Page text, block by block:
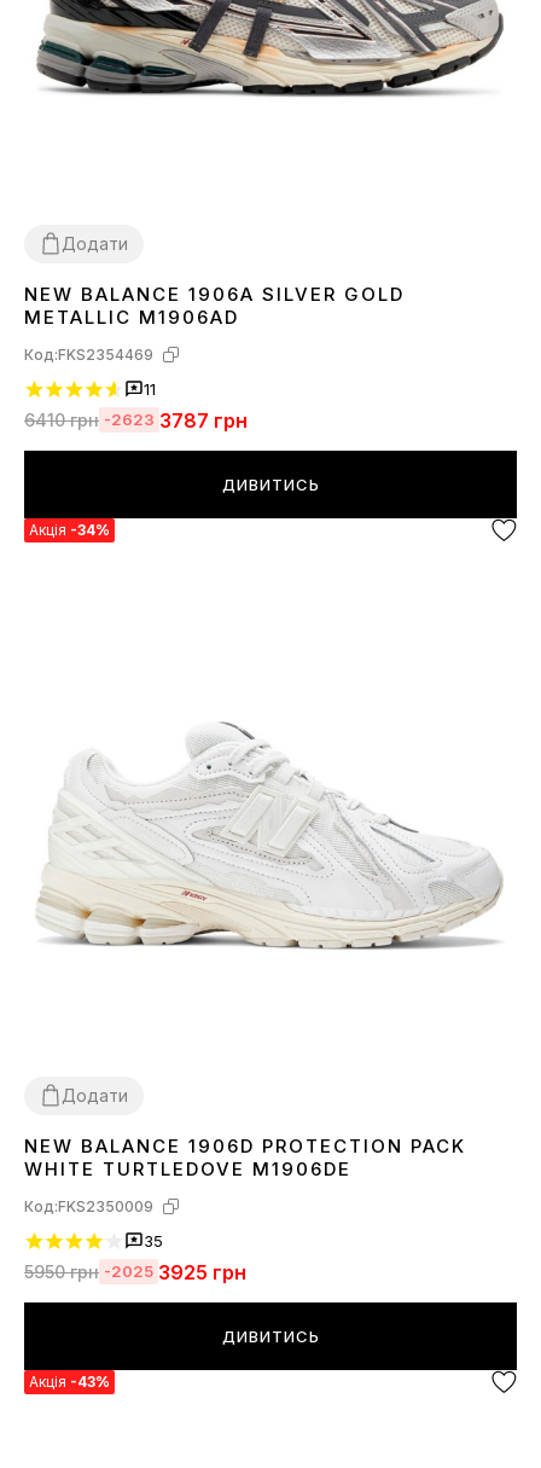
Додати
3637 3839404142 4344 45
NEW BALANCE 1906A SILVER GOLD
METALLIC M1906AD
Код:FKS2354469
11
6410грн -2623 3787 грн
ДИВИТИСЬ
Акція -34%
Додати
3637 3839404142 4344 45
NEW BALANCE 1906D PROTECTION PACK
WHITE TURTLEDOVE M1906DE
Код:FKS2350009
35
5950грн -2025 3925 грн
ДИВИТИСЬ
Акція -43%